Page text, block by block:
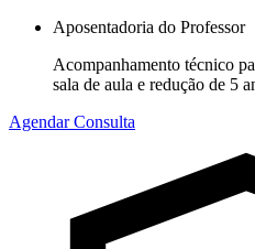
Aposentadoria do Professor
Acompanhamento técnico
sala de aula e redução de 5
Agendar Consulta